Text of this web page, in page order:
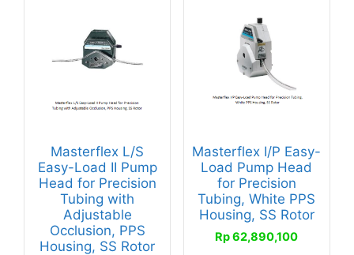
Masterflex L/S
Easy-Load II Pump
Head for Precision
Tubing with
Adjustable
Occlusion, PPS
Housing, SS Rotor
Masterflex I/P Easy-
Load Pump Head
for Precision
Tubing, White PPS
Housing, SS Rotor
Rp62,890,100